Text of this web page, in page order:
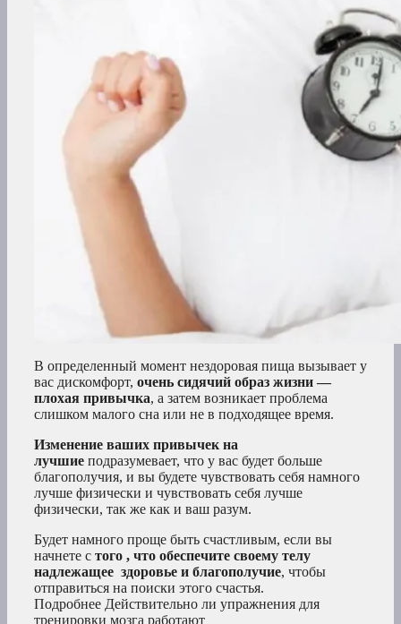
В определенный момент нездоровая пища вызывает у
вас дискомфорт, очень сидячий образ жизни —
плохая привычка, а затем возникает проблема
слишком малого сна или не в подходящее время.
Изменение ваших привычек на
лучшие подразумевает, что у вас будет больше
благополучия, и вы будете чувствовать себя намного
лучше физически и чувствовать себя лучше
физически, так же как и ваш разум.
Будет намного проще быть счастливым, если вы
начнете с того , что обеспечите своему телу
надлежащее здоровье и благополучие, чтобы
отправиться на поиски этого счастья.
Подробнее Действительно ли упражнения для
тренировки мозга работают